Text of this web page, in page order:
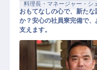
料理長・マネージャー・シ
おもてなしの心で、新た
か？安心の社員寮完備で、
支えます。